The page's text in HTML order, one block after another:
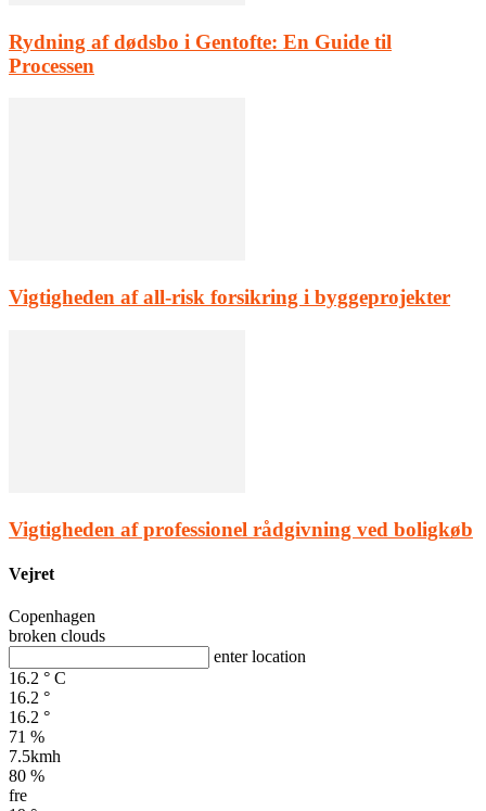
Rydning af dødsbo i Gentofte: En Guide til
Processen
Vigtigheden af all-risk forsikring i byggeprojekter
Vigtigheden af professionel rådgivning ved boligkøb
Vejret
Copenhagen
broken clouds
enter location
16.2 ° C
16.2 °
16.2 °
71 %
7.5kmh
80 %
fre